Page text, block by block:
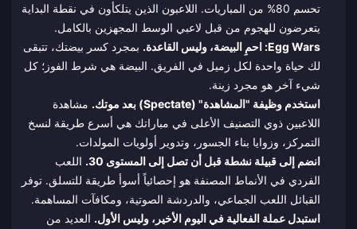
تحسم 80% من المباريات. اللاعبون الذين يتلكأون في نقطة البداية
يتعرضون للهجوم من قبل لاعبي الوسط المجهزين بالكامل.
Egg Wars: احمِ البيضة، وليس القاعدة.
بمجرد كسر بيضتك، تتبقى
لك حياة واحدة لكل زميل في الفريق. البيضة هي شرط الفوز؛ كل
شيء آخر هو مجرد زينة.
استخدم وظيفة "المشاهدة" (Spectate) بعد موتك.
مشاهدة
اللاعبين ذوي التصنيف الأعلى في مباراتك هي أسرع طريقة لنسخ
التمركز، وزوايا بناء الجسور، وتدوير أولويات المولدات.
انضم إلى قبيلة نشطة قبل أن تصل إلى المستوى 30.
اللعب
الفردي في الأنماط المصنفة هو إحصائياً أسوأ طريقة للتسلق. توفر
القبائل اللعب الجماعي، والدردشة الصوتية، ومكافآت المساهمة.
استبدل عملة الفعالية في اليوم الأخير، وليس الأول. العديد من